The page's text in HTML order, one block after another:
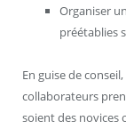
Organiser
préétablies
En guise de
collaborateurs
soient des novices